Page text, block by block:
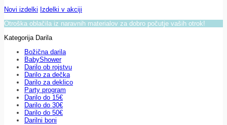
Novi izdelki Izdelki v akciji
Otroška oblačila iz naravnih materialov za dobro počutje vaših otrok!
Kategorija Darila
Božična darila
BabyShower
Darilo ob rojstvu
Darilo za dečka
Darilo za deklico
Party program
Darilo do 15€
Darilo do 30€
Darilo do 50€
Darilni boni